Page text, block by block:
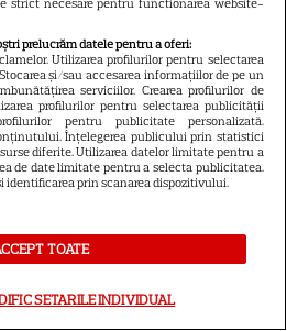
prelucrăm datele pentru a oferi:
Utilizarea profilurilor pentru selectarea
și/sau accesarea informațiilor de pe un
serviciilor. Crearea profilurilor de
profilurilor pentru selectarea publicității
pentru publicitate personalizată.
Înțelegerea publicului prin statistici
diferite. Utilizarea datelor limitate pentru a
de date limitate pentru a selecta publicitatea.
identificarea prin scanarea dispozitivului.
TOATE
SETARILE INDIVIDUAL